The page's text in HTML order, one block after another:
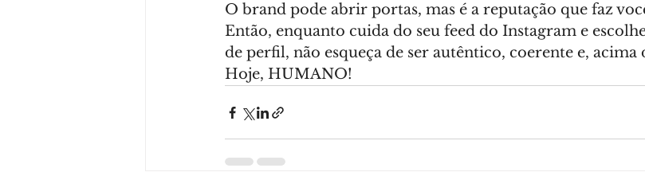
O brand pode abrir portas, mas é a reputação que faz
Então, enquanto cuida do seu feed do Instagram e
de perfil, não esqueça de ser autêntico, coerente e,
Hoje, HUMANO!